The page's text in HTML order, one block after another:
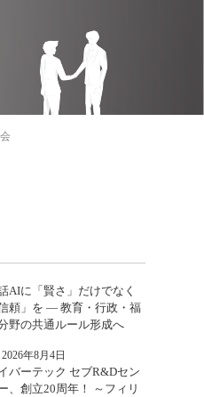
AIに「賢さ」だけでなく
信頼」を ― 教育・行政・福
野の共通ルール形成へ
2026年8月4日
バーテック セブR&Dセン
、創立20周年！ ～フィリ